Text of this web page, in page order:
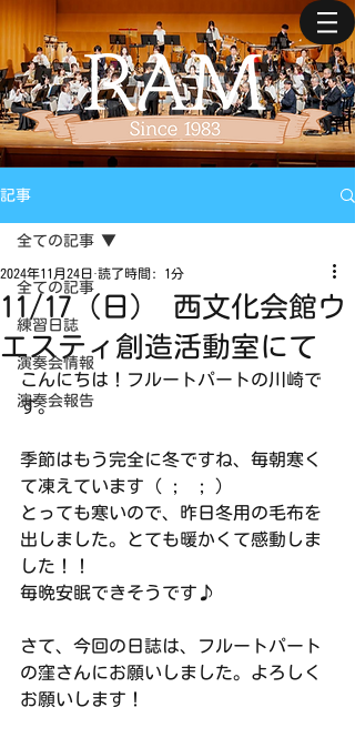
記事
全ての記事
練習日誌
演奏会情報
演奏会報告
全ての記事
11/17（日） 西文化会館ウ
エスティ創造活動室にて
2024年11月24日 読了時間: 1分
こんにちは！フルートパートの川崎で
す。
季節はもう完全に冬ですね、毎朝寒く
て凍えています（ ;  ; ）
とっても寒いので、昨日冬用の毛布を
出しました。とても暖かくて感動しま
した！！
毎晩安眠できそうです♪
さて、今回の日誌は、フルートパート
の窪さんにお願いしました。よろしく
お願いします！